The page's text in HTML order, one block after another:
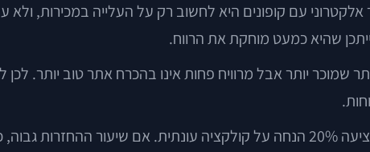
שהיא כמעט מוחקת את הרווח.
אתר שמוכר יותר אבל מרוויח פחות אינו בהכרח אתר טוב יותר.
ניקח דוגמה פשוטה. חנות אופנה אונליין מציעה 20% הנחה על